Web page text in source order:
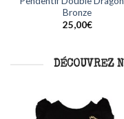
15,00€
DÉCOUVREZ